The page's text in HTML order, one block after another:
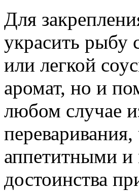
Для
украсить
или легкой
аромат, но и
любом случае
аппетитными и
достоинства